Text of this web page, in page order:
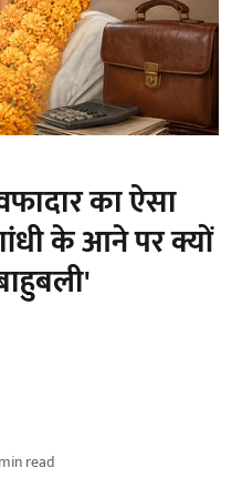
का ऐसा
के आने पर क्यों
min read